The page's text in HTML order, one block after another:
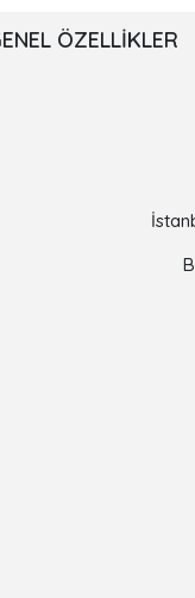
ÖZELLIKLER